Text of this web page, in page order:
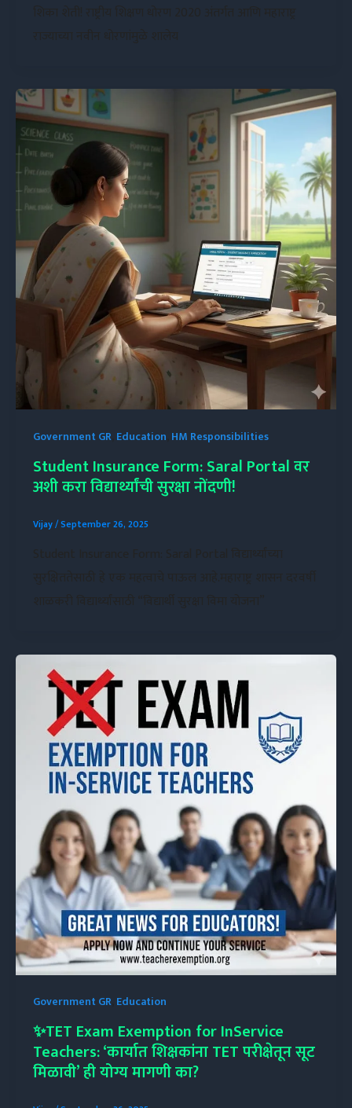
Government GR, Education HM Responsibilities
Student Insurance Form: Saral Portal वर
अशी करा विद्यार्थ्यांची सुरक्षा नोंदणी!
Vijay/September 26, 2025
Government GR, Education
✨TET Exam Exemption for InService
Teachers: ‘कार्यात शिक्षकांना TET परीक्षेतून सूट
मिळावी’ ही योग्य मागणी का?